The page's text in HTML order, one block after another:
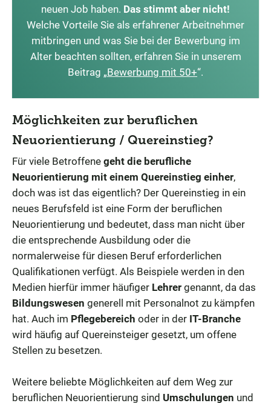
neuen Job haben. Das stimmt aber nicht!
Welche Vorteile Sie als erfahrener Arbeitnehmer
mitbringen und was Sie bei der Bewerbung im
Alter beachten sollten, erfahren Sie in unserem
Beitrag „Bewerbung mit 50+“.
Möglichkeiten zur beruflichen
Neuorientierung / Quereinstieg?
Für viele Betroffene geht die berufliche
Neuorientierung mit einem Quereinstieg einher,
doch was ist das eigentlich? Der Quereinstieg in ein
neues Berufsfeld ist eine Form der beruflichen
Neuorientierung und bedeutet, dass man nicht über
die entsprechende Ausbildung oder die
normalerweise für diesen Beruf erforderlichen
Qualifikationen verfügt. Als Beispiele werden in den
Medien hierfür immer häufiger Lehrer genannt, da das
Bildungswesen generell mit Personalnot zu kämpfen
hat. Auch im Pflegebereich oder in der IT-Branche
wird häufig auf Quereinsteiger gesetzt, um offene
Stellen zu besetzen.
Weitere beliebte Möglichkeiten auf dem Weg zur
beruflichen Neuorientierung sind Umschulungen und